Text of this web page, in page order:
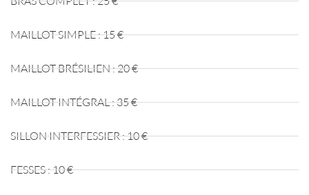
MAILLOT SIMPLE : 15 €
MAILLOT BRÉSILIEN : 20 €
MAILLOT INTÉGRAL : 35 €
SILLON INTERFESSIER : 10 €
FESSES : 10 €